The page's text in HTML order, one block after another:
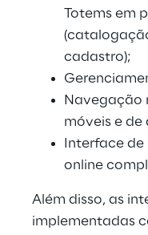
Totems em
cadastro);
Navegação
móveis e de
Interface
online
Além disso, as
implementadas